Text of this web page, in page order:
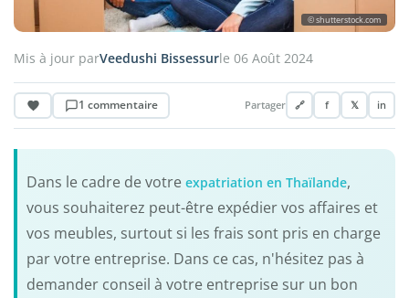
© shutterstock.com
Mis à jour parVeedushi Bissessurle 06 Août 2024
1 commentaire Partager 🔗 f 𝕏 in
Dans le cadre de votre expatriation en Thaïlande,
vous souhaiterez peut-être expédier vos affaires et
vos meubles, surtout si les frais sont pris en charge
par votre entreprise. Dans ce cas, n'hésitez pas à
demander conseil à votre entreprise sur un bon